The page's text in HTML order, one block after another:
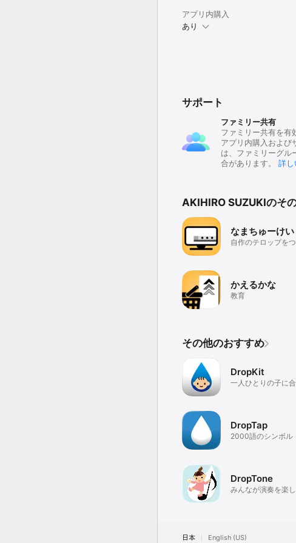
アプリ内購入
あり
サポート
ファミリー共有
ファミリー共有を有
アプリ内購入および
は、ファミリーグル
合があります。 詳し
AKIHIRO SUZUKIのそ
なまちゅーけい
自作のテロップを
かえるかな
教育
その他のおすすめ
DropKit
一人ひとりの子に
DropTap
2000語のシンボル
DropTone
みんなが演奏を楽
日本 English (US)